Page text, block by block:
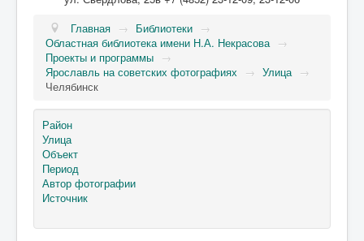
Главная → Библиотеки →
Областная библиотека имени Н.А. Некрасова →
Проекты и программы →
Ярославль на советских фотографиях
→ Улица →
Челябинск
Район
Улица
Объект
Период
Автор фотографии
Источник